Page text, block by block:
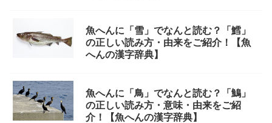
魚へんに「雪」でなんと読む？「鱈」
の正しい読み方・由来をご紹介！【魚
へんの漢字辞典】
魚へんに「鳥」でなんと読む？「鷠」
の正しい読み方・意味・由来をご紹
介！【魚へんの漢字辞典】